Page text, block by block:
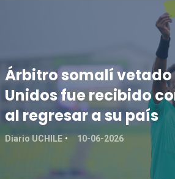
Árbitro somalí vetado
Unidos fue recibido
al regresar a su país
Diario UCHILE 10-06-2026